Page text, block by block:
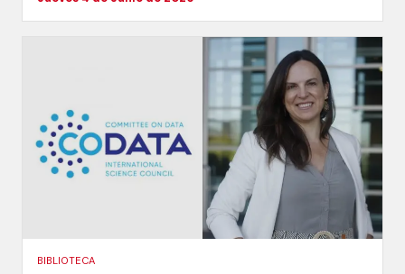
BIBLIOTECA